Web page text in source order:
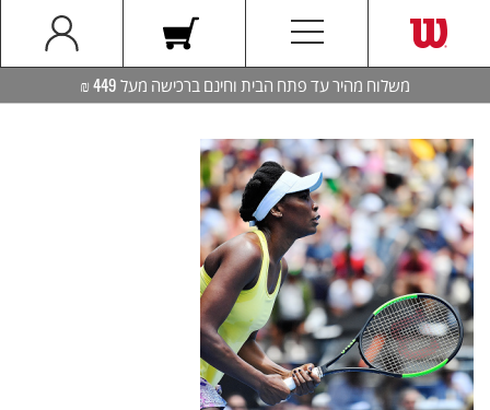
משלוח מהיר עד פתח הבית וחינם ברכישה מעל 449 ₪